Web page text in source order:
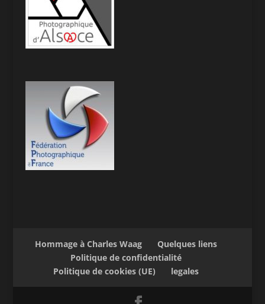
Hommage à Charles Waag
Quelques liens
Politique de confidentialité
Politique de cookies (UE)
legales